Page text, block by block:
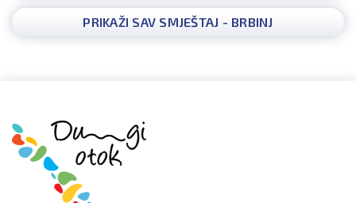
PRIKAŽI SAV SMJEŠTAJ - BRBINJ